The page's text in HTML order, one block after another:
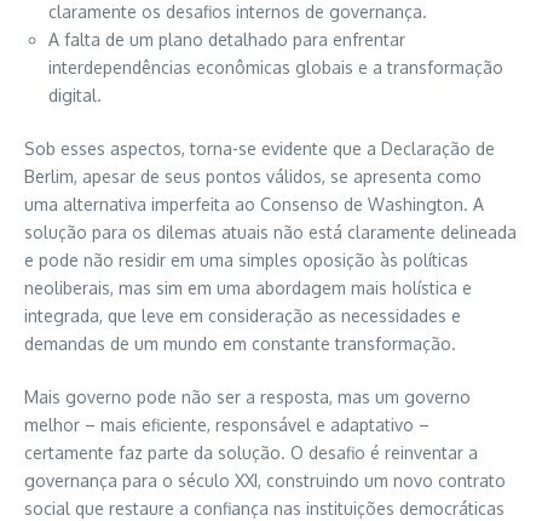
claramente os desafios internos de governança.
A falta de um plano detalhado para enfrentar
interdependências econômicas globais e a transformação
digital.
Sob esses aspectos, torna-se evidente que a Declaração de
Berlim, apesar de seus pontos válidos, se apresenta como
uma alternativa imperfeita ao Consenso de Washington. A
solução para os dilemas atuais não está claramente delineada
e pode não residir em uma simples oposição às políticas
neoliberais, mas sim em uma abordagem mais holística e
integrada, que leve em consideração as necessidades e
demandas de um mundo em constante transformação.
Mais governo pode não ser a resposta, mas um governo
melhor – mais eficiente, responsável e adaptativo –
certamente faz parte da solução. O desafio é reinventar a
governança para o século XXI, construindo um novo contrato
social que restaure a confiança nas instituições democráticas